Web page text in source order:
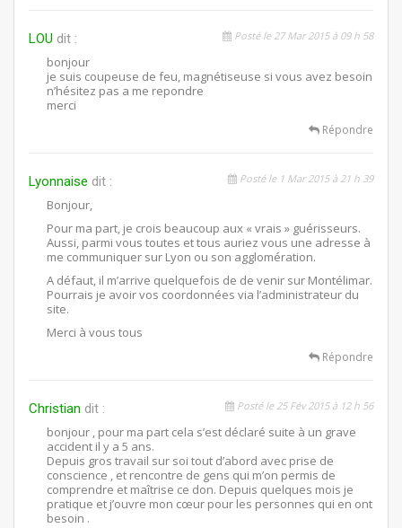
LOU dit : Posté le 27 Mar 2015 à 09 h 58
bonjour
je suis coupeuse de feu, magnétiseuse si vous avez besoin
n’hésitez pas a me repondre
merci
Répondre
Lyonnaise dit : Posté le 1 Mar 2015 à 21 h 39
Bonjour,
Pour ma part, je crois beaucoup aux « vrais » guérisseurs.
Aussi, parmi vous toutes et tous auriez vous une adresse à
me communiquer sur Lyon ou son agglomération.
A défaut, il m’arrive quelquefois de de venir sur Montélimar.
Pourrais je avoir vos coordonnées via l’administrateur du
site.
Merci à vous tous
Répondre
Christian dit : Posté le 25 Fév 2015 à 12 h 56
bonjour , pour ma part cela s’est déclaré suite à un grave
accident il y a 5 ans.
Depuis gros travail sur soi tout d’abord avec prise de
conscience , et rencontre de gens qui m’on permis de
comprendre et maîtrise ce don. Depuis quelques mois je
pratique et j’ouvre mon cœur pour les personnes qui en ont
besoin .